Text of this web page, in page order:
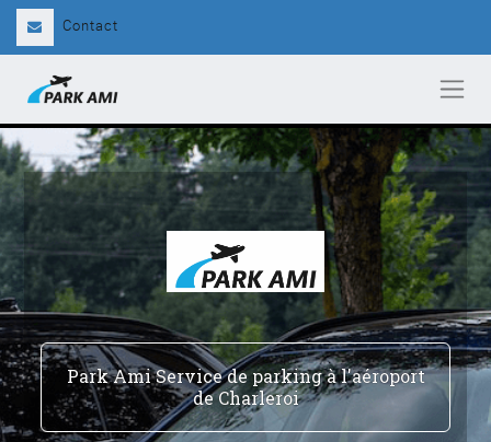
Contact
Park Ami Service de parking à l'aéroport
de Charleroi